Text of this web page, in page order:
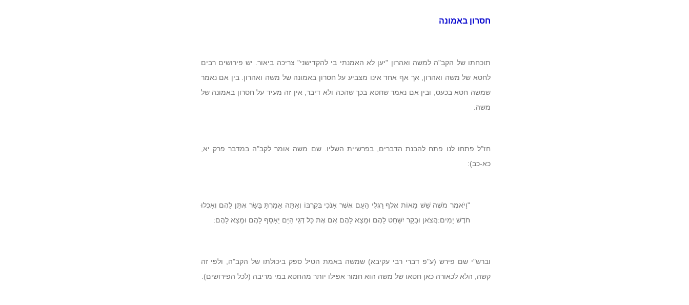
חסרון באמונה
תוכחתו של הקב"ה למשה ואהרון "יען לא האמנתי בי להקדישני" צריכה ביאור. יש פירושים רבים
לחטא של משה ואהרון, אך אף אחד אינו מצביע על חסרון באמונה של משה ואהרון. בין אם נאמר
שמשה חטא בכעס, ובין אם נאמר שחטא בכך שהכה ולא דיבר, אין זה מעיד על חסרון באמונה של
משה.
חז"ל פתחו לנו פתח להבנת הדברים, בפרשיית השליו. שם משה אומר לקב"ה במדבר פרק יא,
כא-כב):
"וַיֹּאמֶר מֹשֶׁה שֵׁשׁ מֵאוֹת אֶלֶף רַגְלִי הָעָם אֲשֶׁר אָנֹכִי בְּקִרְבּוֹ וְאַתָּה אָמַרְתָּ בָּשָׂר אֶתֵּן לָהֶם וְאָכְלוּ
חֹדֶשׁ יָמִים:הֲצֹאן וּבָקָר יִשָּׁחֵט לָהֶם וּמָצָא לָהֶם אִם אֶת כָּל דְּגֵי הַיָּם יֵאָסֵף לָהֶם וּמָצָא לָהֶם:
וברש"י שם פירש (ע"פ דברי רבי עקיבא) שמשה באמת הטיל ספק ביכולתו של הקב"ה, ולפי זה
קשה, הלא לכאורה כאן חטאו של משה הוא חמור אפילו יותר מהחטא במי מריבה (לכל הפירושים).